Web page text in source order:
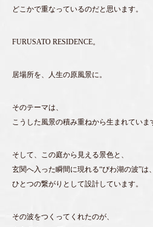
どこかで重なっているのだと思います。
FURUSATO RESIDENCE。
居場所を、人生の原風景に。
そのテーマは、
こうした風景の積み重ねから生まれていま
そして、この庭から見える景色と、
玄関へ入った瞬間に現れる“びわ湖の波”は、
ひとつの繋がりとして設計しています。
その波をつくってくれたのが、